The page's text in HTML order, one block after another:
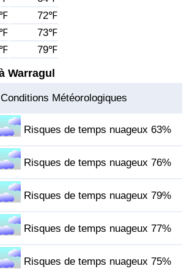
72℉
73℉
79℉
Warragul
Conditions Météorologiques
Risques de temps nuageux 63%
Risques de temps nuageux 76%
Risques de temps nuageux 79%
Risques de temps nuageux 77%
Risques de temps nuageux 75%
santé (Actuel)
santé par Pays
par Pays